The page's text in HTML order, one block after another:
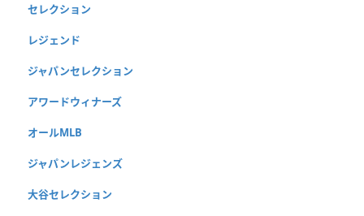
セレクション
レジェンド
ジャパンセレクション
アワードウィナーズ
オールMLB
ジャパンレジェンズ
大谷セレクション